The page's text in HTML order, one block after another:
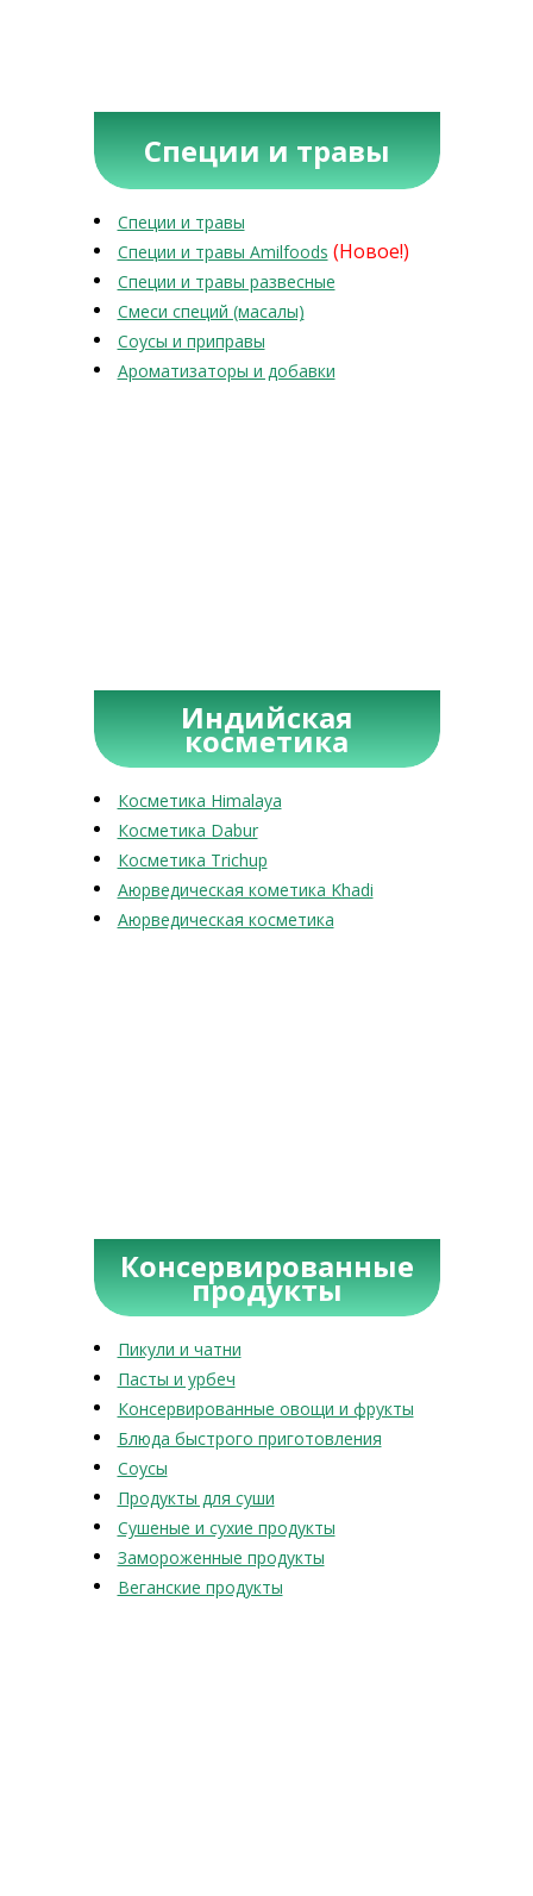
Специи и травы
Специи и травы
Специи и травы Amilfoods (Новое!)
Специи и травы развесные
Смеси специй (масалы)
Соусы и приправы
Ароматизаторы и добавки
Индийская
косметика
Косметика Himalaya
Косметика Dabur
Косметика Trichup
Аюрведическая кометика Khadi
Аюрведическая косметика
Консервированные
продукты
Пикули и чатни
Пасты и урбеч
Консервированные овощи и фрукты
Блюда быстрого приготовления
Соусы
Продукты для суши
Сушеные и сухие продукты
Замороженные продукты
Веганские продукты